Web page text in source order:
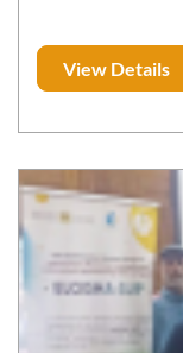
interculturel
strategic role of
étudiants de la région
View Details